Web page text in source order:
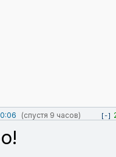
(спустя 9 часов) [-]